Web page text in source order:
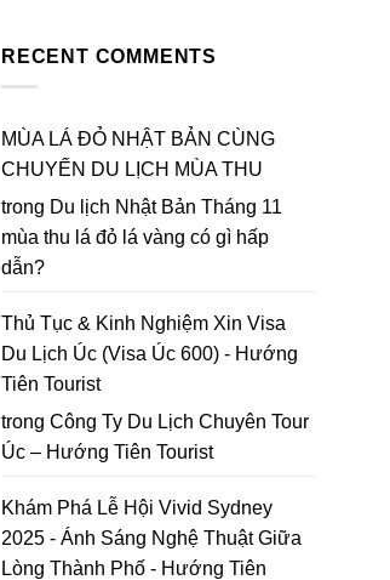
bản
Hoa
Mai
Anh
Đào
chốt
năm
RECENT COMMENTS
MÙA LÁ ĐỎ NHẬT BẢN CÙNG
CHUYẾN DU LỊCH MÙA THU
trong Du lịch Nhật Bản Tháng 11
mùa thu lá đỏ lá vàng có gì hấp
dẫn?
Thủ Tục & Kinh Nghiệm Xin Visa
Du Lịch Úc (Visa Úc 600) - Hướng
Tiên Tourist
trong Công Ty Du Lịch Chuyên Tour
Úc – Hướng Tiên Tourist
Khám Phá Lễ Hội Vivid Sydney
2025 - Ánh Sáng Nghệ Thuật Giữa
Lòng Thành Phố - Hướng Tiên